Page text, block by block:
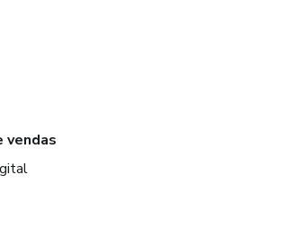
vendas